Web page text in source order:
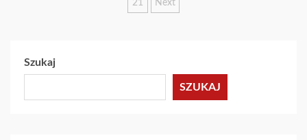
21 Next
Szukaj
SZUKAJ